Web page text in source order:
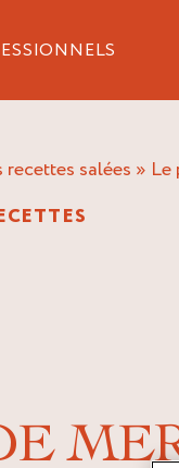
recettes salées »